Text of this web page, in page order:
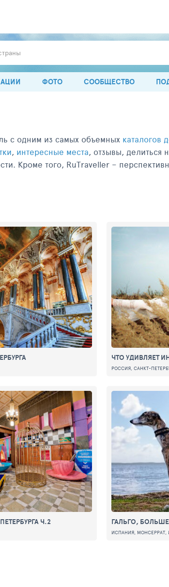
ФОТО СООБЩЕСТВО
с одним из самых объемных каталогов
, интересные места, отзывы, делиться
Кроме того, RuTraveller –
ЧТО УДИВЛЯЕТ
РОССИЯ, САНКТ-
Ч.2 ГАЛЬГО,
ИСПАНИЯ, МОНСЕРРАТ,